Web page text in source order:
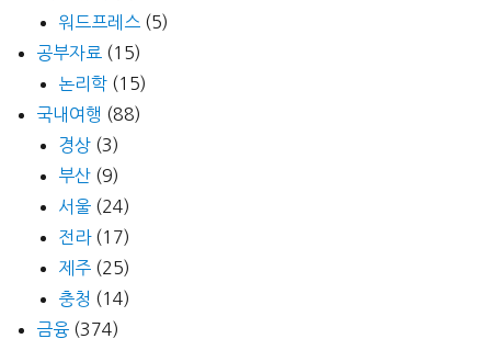
워드프레스 (5)
공부자료 (15)
논리학 (15)
국내여행 (88)
경상 (3)
부산 (9)
서울 (24)
전라(17)
제주 (25)
충청 (14)
금융 (374)